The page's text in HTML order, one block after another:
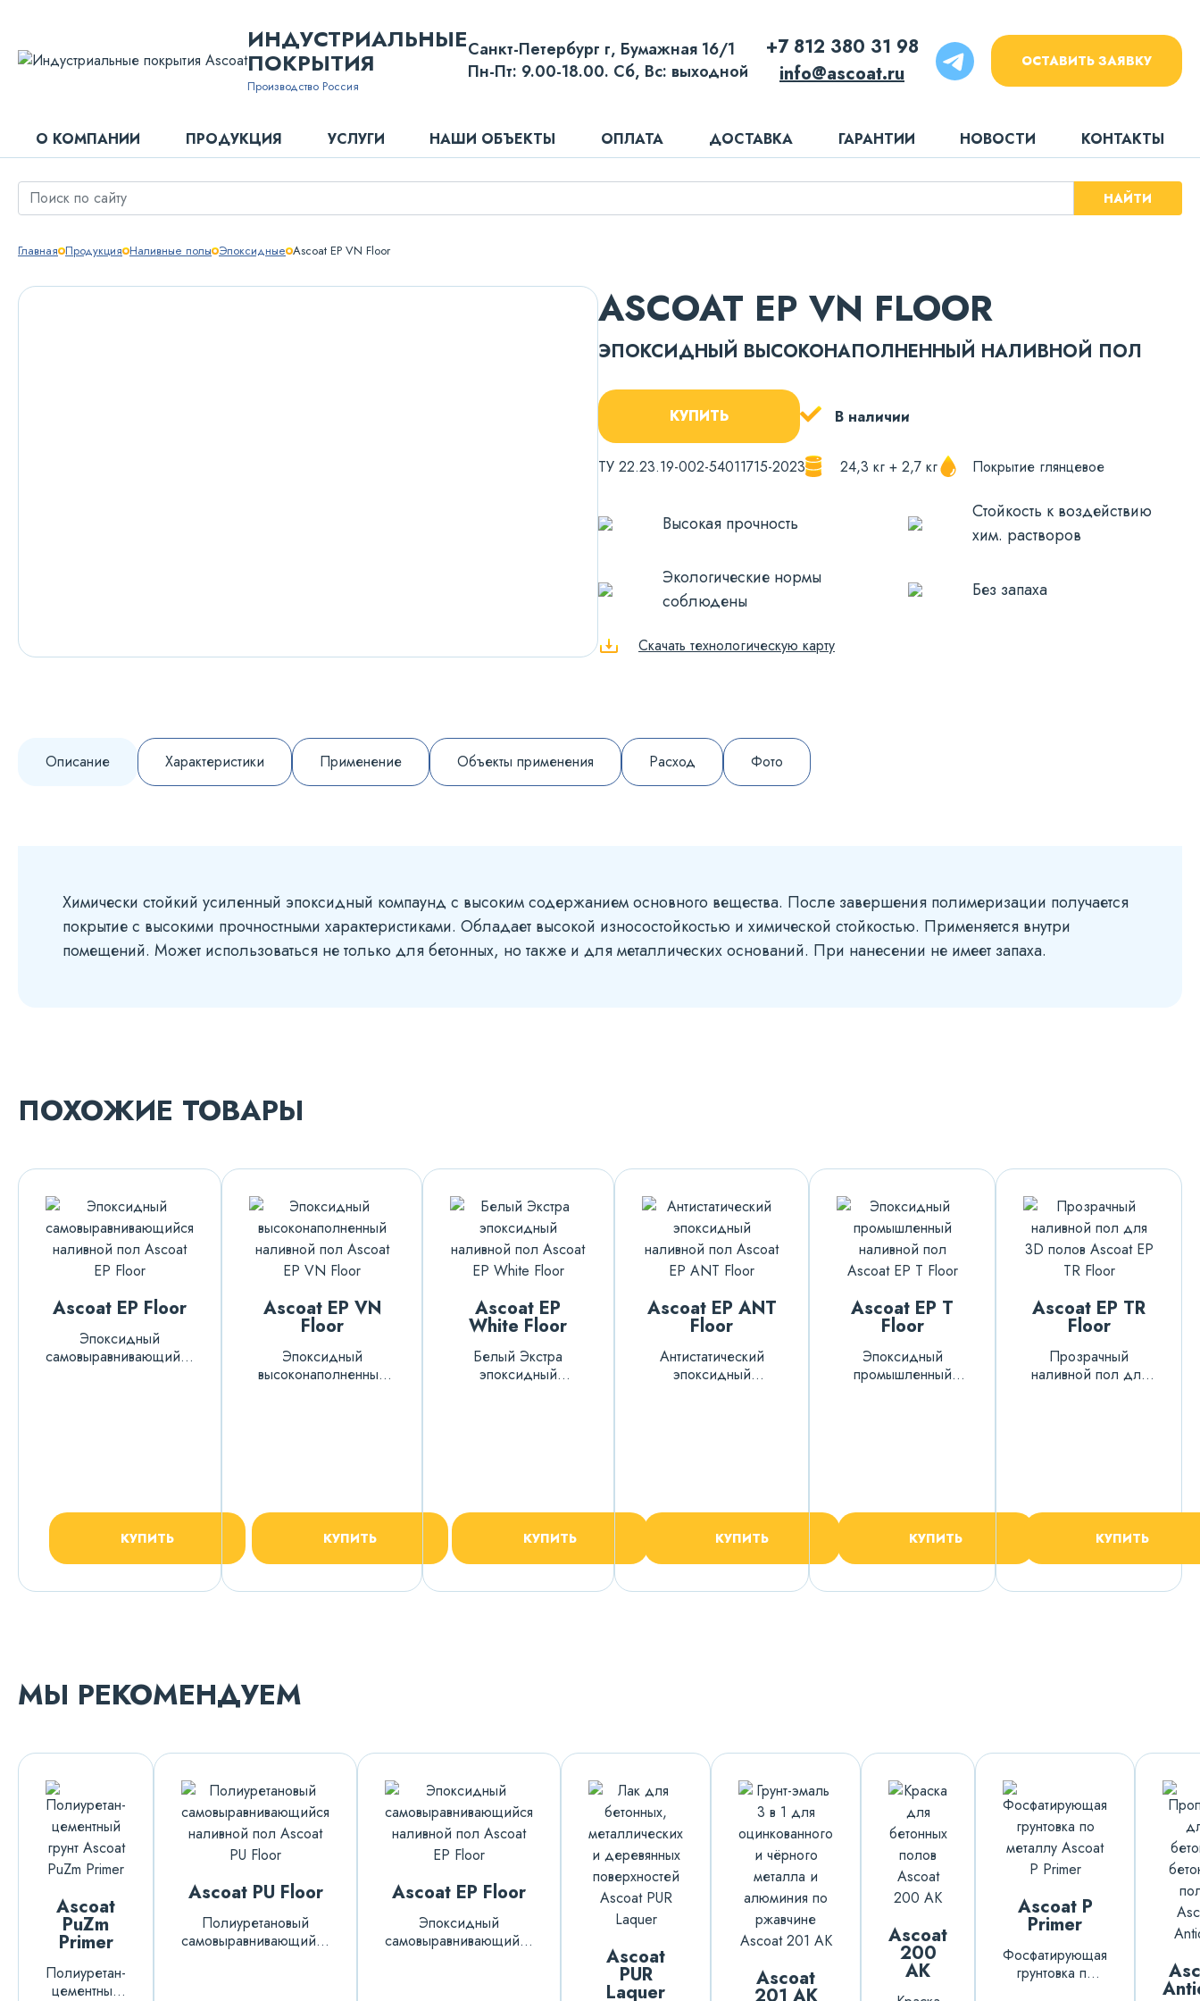
ИНДУСТРИАЛЬНЫЕ
ПОКРЫТИЯ
Производство Россия
Санкт-Петербург г, Бумажная 16/1
Пн-Пт: 9.00-18.00. Сб, Вс: выходной
+7 812 380 31 98
info@ascoat.ru
ОСТАВИТЬ ЗАЯВКУ
О КОМПАНИИ ПРОДУКЦИЯ УСЛУГИ НАШИ ОБЪЕКТЫ ОПЛАТА ДОСТАВКА ГАРАНТИИ НОВОСТИ КОНТАКТЫ
НАЙТИ
Главная Продукция Наливные полы Эпоксидные Ascoat EP VN Floor
ASCOAT EP VN FLOOR
ЭПОКСИДНЫЙ ВЫСОКОНАПОЛНЕННЫЙ НАЛИВНОЙ ПОЛ
В наличии
КУПИТЬ
ТУ 22.23.19-002-54011715-2023 24,3 кг + 2,7 кг Покрытие глянцевое
Высокая прочность
Стойкость к воздействию
хим. растворов
Экологические нормы
соблюдены
Без запаха
Скачать технологическую карту
Описание Характеристики Применение Объекты применения Расход Фото
Химически стойкий усиленный эпоксидный компаунд с высоким содержанием основного вещества. После завершения полимеризации получается
покрытие с высокими прочностными характеристиками. Обладает высокой износостойкостью и химической стойкостью. Применяется внутри
помещений. Может использоваться не только для бетонных, но также и для металлических оснований. При нанесении не имеет запаха.
ПОХОЖИЕ ТОВАРЫ
Ascoat EP Floor
Эпоксидный
самовыравнивающийся
КУПИТЬ
Ascoat EP VN
Floor
Эпоксидный
высоконаполненный
КУПИТЬ
Ascoat EP
White Floor
Белый Экстра
эпоксидный
КУПИТЬ
Ascoat EP ANT
Floor
Антистатический
эпоксидный
КУПИТЬ
Ascoat EP T
Floor
Эпоксидный
промышленный
КУПИТЬ
Ascoat EP TR
Floor
Прозрачный
наливной пол для
КУПИТЬ
МЫ РЕКОМЕНДУЕМ
Ascoat
PuZm
Primer
Полиуретан-
цементный
Ascoat PU Floor
Полиуретановый
самовыравнивающийся
Ascoat EP Floor
Эпоксидный
самовыравнивающийся
Ascoat
PUR
Laquer
Ascoat
Ascoat
200
AK
Ascoat P
Primer
Фосфатирующая
грунтовка по